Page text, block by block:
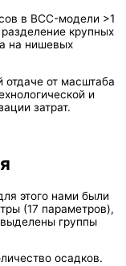
в BCC-модели >1
крупных
на нишевых
отдаче от масштаба
и
затрат.
этого нами были
(17 параметров),
группы
осадков.